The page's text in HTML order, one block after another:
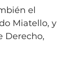
el
Miatello, y
Derecho,